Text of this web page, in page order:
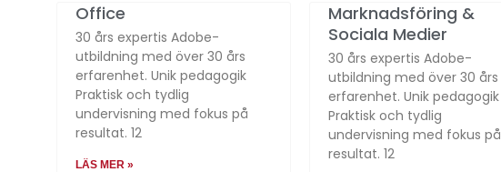
Office
30 års expertis Adobe-
utbildning med över 30 års
erfarenhet. Unik pedagogik
Praktisk och tydlig
undervisning med fokus på
resultat. 12
LÄS MER »
Marknadsföring &
Sociala Medier
30 års expertis Adobe-
utbildning med över 30 års
erfarenhet. Unik pedagogik
Praktisk och tydlig
undervisning med fokus på
resultat. 12